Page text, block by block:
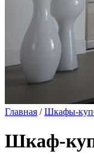
Главная /Шкафы-
Шкаф-